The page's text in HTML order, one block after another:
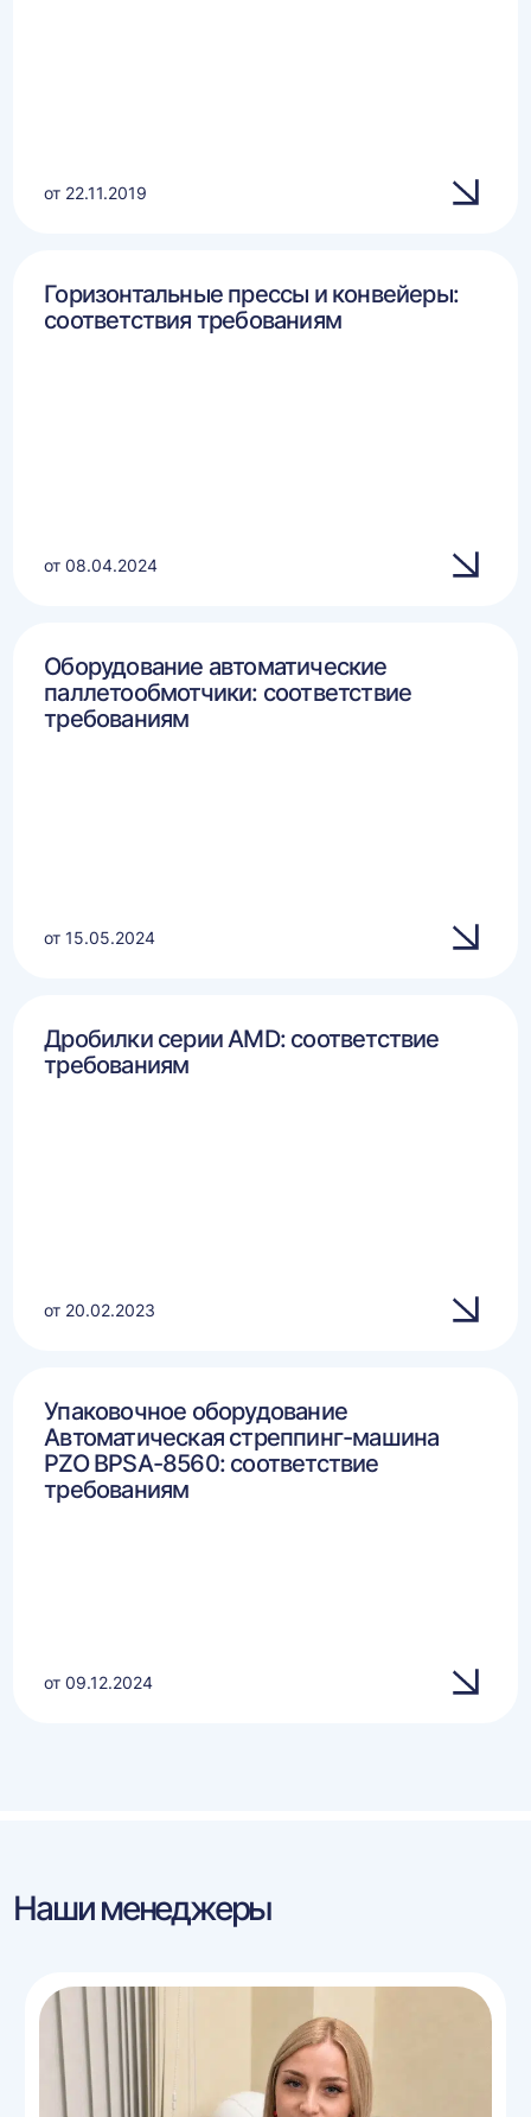
от 22.11.2019
Горизонтальные прессы и конвейеры:
соответствия требованиям
от 08.04.2024
Оборудование автоматические
паллетообмотчики: соответствие
требованиям
от 15.05.2024
Дробилки серии AMD: соответствие
требованиям
от 20.02.2023
Упаковочное оборудование
Автоматическая стреппинг-машина
PZO BPSA-8560: соответствие
требованиям
от 09.12.2024
Наши менеджеры